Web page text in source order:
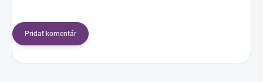
Pridať komentár